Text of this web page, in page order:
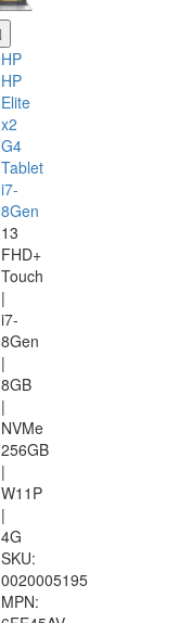
HP
HP
Elite
x2
G4
Tablet
i7-
8Gen
13
FHD+
Touch
|
i7-
8Gen
|
8GB
|
NVMe
256GB
|
W11P
|
4G
SKU:
0020005195
MPN: